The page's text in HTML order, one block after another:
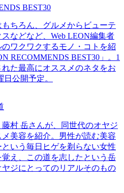
BEST30
ちろん、グルメからビューテ
などなど、Web LEON編集者
ワクワクするモノ・コトを紹
RECOMMENDS BEST30」。1
た最高にオススメのネタをお
公開予定。
村 岳さんが、同世代のオヤジ
美容を紹介。男性が読む美容
いう毎日ヒゲを剃らない女性
え、この道を志したという岳
ジにとってのリアルそのもの